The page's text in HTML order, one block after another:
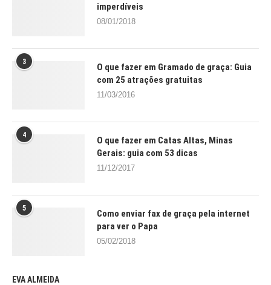
imperdíveis
08/01/2018
3
O que fazer em Gramado de graça: Guia
com 25 atrações gratuitas
11/03/2016
4
O que fazer em Catas Altas, Minas
Gerais: guia com 53 dicas
11/12/2017
5
Como enviar fax de graça pela internet
para ver o Papa
05/02/2018
EVA ALMEIDA